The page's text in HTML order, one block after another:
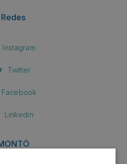
Redes
Instagram
Twitter
Facebook
Linkedin